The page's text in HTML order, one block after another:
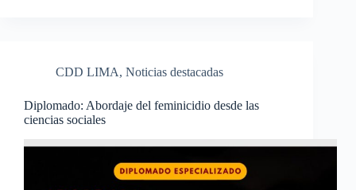
CDD LIMA, Noticias destacadas
Diplomado: Abordaje del feminicidio desde las
ciencias sociales